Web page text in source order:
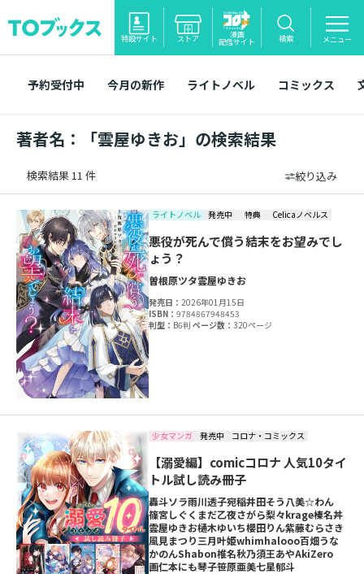
特設サイト ストア 漫画
配信サイト 検索 メニュー
予約受付中 今月の新作 ライトノベル コミックス
著者名：「雲屋ゆきお」の検索結果
検索結果 11 件 絞り込み
ライトノベル 発売中 特典 Celicaノベルス
悪役が死んで償う結末をお望みでし
ょう？
曽根原ツタ雲屋ゆきお
発売日：2026年01月15日
ISBN：9784867948453
判型： B6判ページ数：320ページ
少女マンガ 発売中 コロナ・コミックス
【溺愛編】comicコロナ 人気10タイ
トル試し読み冊子
轟斗ソラ雨川透子宛稲井田そう 八美☆わん
篠宮しぐ くまだ乙夜さがら梨々krage榛名丼
雲屋ゆきお樋木ゆいち櫻田りん紫藤むらさき
風見まつり三月叶姫whimhalooo百畑うな
かのんShabon椎名秋乃須王あやAkiZero
画仁本にも琴子笹原亜美七星郁斗